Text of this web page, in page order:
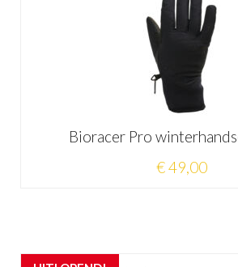
Bioracer Pro
€ 49,00